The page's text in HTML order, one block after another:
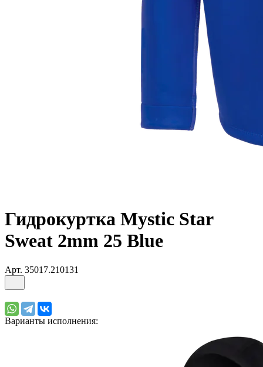
Гидрокуртка Mystic Star
Sweat 2mm 25 Blue
Арт. 35017.210131
Варианты исполнения: